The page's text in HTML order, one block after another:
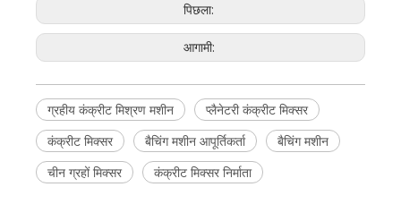
पिछला:
आगामी:
ग्रहीय कंक्रीट मिश्रण मशीन
प्लैनेटरी कंक्रीट मिक्सर
कंक्रीट मिक्सर
बैचिंग मशीन आपूर्तिकर्ता
बैचिंग मशीन
चीन ग्रहों मिक्सर
कंक्रीट मिक्सर निर्माता